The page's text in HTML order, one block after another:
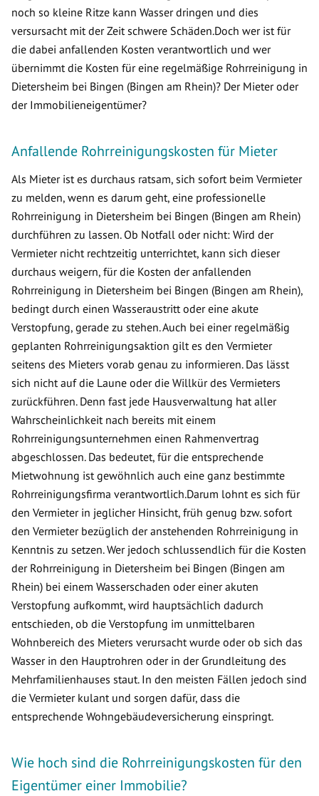
noch so kleine Ritze kann Wasser dringen und dies
versursacht mit der Zeit schwere Schäden.Doch wer ist für
die dabei anfallenden Kosten verantwortlich und wer
übernimmt die Kosten für eine regelmäßige Rohrreinigung in
Dietersheim bei Bingen (Bingen am Rhein)? Der Mieter oder
der Immobilieneigentümer?
Anfallende Rohrreinigungskosten für Mieter
Als Mieter ist es durchaus ratsam, sich sofort beim Vermieter
zu melden, wenn es darum geht, eine professionelle
Rohrreinigung in Dietersheim bei Bingen (Bingen am Rhein)
durchführen zu lassen. Ob Notfall oder nicht: Wird der
Vermieter nicht rechtzeitig unterrichtet, kann sich dieser
durchaus weigern, für die Kosten der anfallenden
Rohrreinigung in Dietersheim bei Bingen (Bingen am Rhein),
bedingt durch einen Wasseraustritt oder eine akute
Verstopfung, gerade zu stehen. Auch bei einer regelmäßig
geplanten Rohrreinigungsaktion gilt es den Vermieter
seitens des Mieters vorab genau zu informieren. Das lässt
sich nicht auf die Laune oder die Willkür des Vermieters
zurückführen. Denn fast jede Hausverwaltung hat aller
Wahrscheinlichkeit nach bereits mit einem
Rohrreinigungsunternehmen einen Rahmenvertrag
abgeschlossen. Das bedeutet, für die entsprechende
Mietwohnung ist gewöhnlich auch eine ganz bestimmte
Rohrreinigungsfirma verantwortlich.Darum lohnt es sich für
den Vermieter in jeglicher Hinsicht, früh genug bzw. sofort
den Vermieter bezüglich der anstehenden Rohrreinigung in
Kenntnis zu setzen. Wer jedoch schlussendlich für die Kosten
der Rohrreinigung in Dietersheim bei Bingen (Bingen am
Rhein) bei einem Wasserschaden oder einer akuten
Verstopfung aufkommt, wird hauptsächlich dadurch
entschieden, ob die Verstopfung im unmittelbaren
Wohnbereich des Mieters verursacht wurde oder ob sich das
Wasser in den Hauptrohren oder in der Grundleitung des
Mehrfamilienhauses staut. In den meisten Fällen jedoch sind
die Vermieter kulant und sorgen dafür, dass die
entsprechende Wohngebäudeversicherung einspringt.
Wie hoch sind die Rohrreinigungskosten für den
Eigentümer einer Immobilie?